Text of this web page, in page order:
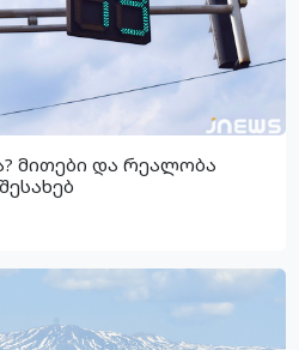
მითები და რეალობა